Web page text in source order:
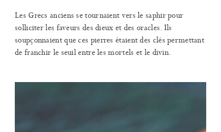
Les Grecs anciens se tournaient vers le saphir pour
solliciter les faveurs des dieux et des oracles. Ils
soupçonnaient que ces pierres étaient des clés permettant
de franchir le seuil entre les mortels et le divin.